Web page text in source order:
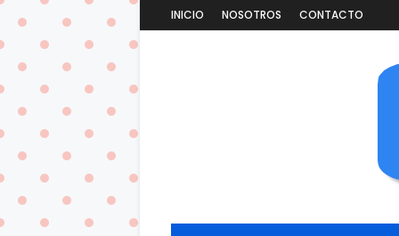
INICIO NOSOTROS CONTACTO